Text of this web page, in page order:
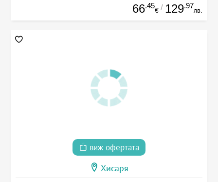
66.45
€ / 129.97
лв.
виж офертата
Хисаря